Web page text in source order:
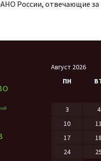
России, отвечающие за
Август 2026
ПН
3
4
10
11
17
18
24
25